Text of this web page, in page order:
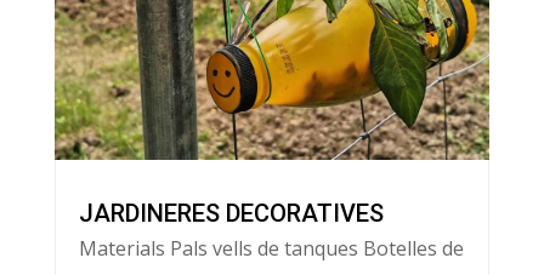
JARDINERES DECORATIVES
Materials Pals vells de tanques Botelles de